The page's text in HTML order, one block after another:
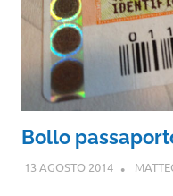
Bollo
13 AGOSTO 2014